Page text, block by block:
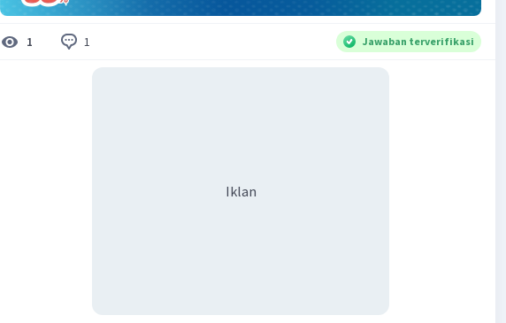
1 1 Jawaban terverifikasi
Iklan